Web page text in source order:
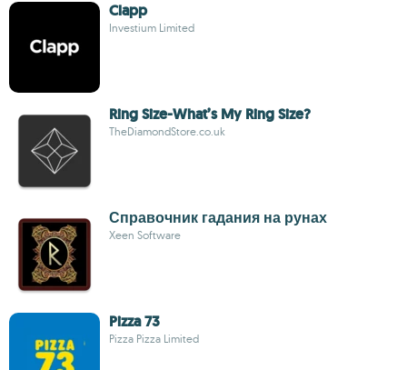
Clapp
Investium Limited
Ring Size-What’s My Ring Size?
TheDiamondStore.co.uk
Справочник гадания на рунах
Xeen Software
Pizza 73
Pizza Pizza Limited